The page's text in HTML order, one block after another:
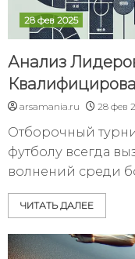
28 фев 2025
Анализ
arsamania.ru 28 фев
Отборочный
футболу всегда
волнений среди
ЧИТАТЬ ДАЛЕЕ